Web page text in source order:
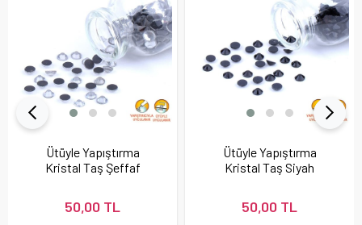
Ütüyle Yapıştırma
Kristal Taş Şeffaf
50,00 TL
Ütüyle Yapıştırma
Kristal Taş Siyah
50,00 TL